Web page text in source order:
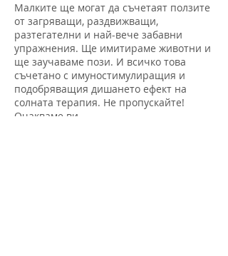
Малките ще могат да съчетаят ползите
от загряващи, раздвижващи,
разтегателни и най-вече забавни
упражнения. Ще имитираме животни и
ще заучаваме пози. И всичко това
съчетано с имуностимулиращия и
подобряващия дишането ефект на
солната терапия. Не пропускайте!
Очакваме ви.